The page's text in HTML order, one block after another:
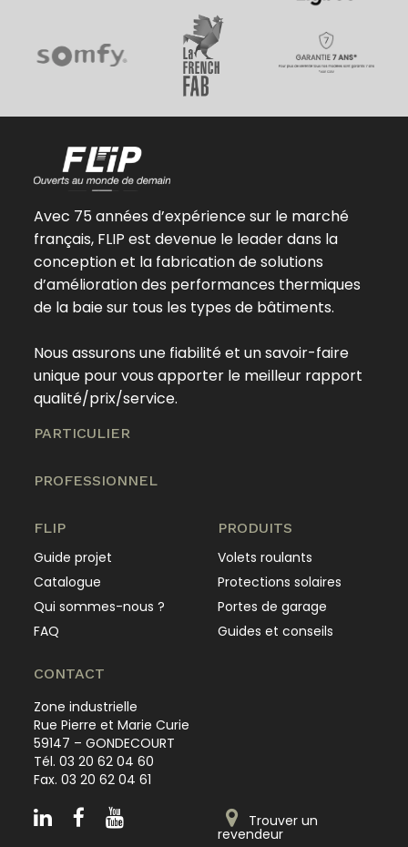
Avec 75 années d’expérience sur le marché
français, FLIP est devenue le leader dans la
conception et la fabrication de solutions
d’amélioration des performances thermiques
de la baie sur tous les types de bâtiments.
Nous assurons une fiabilité et un savoir-faire
unique pour vous apporter le meilleur rapport
qualité/prix/service.
PARTICULIER
PROFESSIONNEL
FLIP
Guide projet
Catalogue
Qui sommes-nous ?
FAQ
PRODUITS
Volets roulants
Protections solaires
Portes de garage
Guides et conseils
CONTACT
Zone industrielle
Rue Pierre et Marie Curie
59147 – GONDECOURT
Tél. 03 20 62 04 60
Fax. 03 20 62 04 61
Trouver un
revendeur